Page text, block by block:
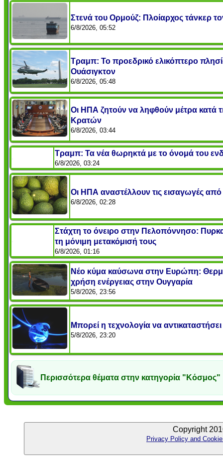
Στενά του Ορμούζ: Πλοίαρχος τάνκερ
6/8/2026, 05:52
Τραμπ: Το προεδρικό ελικόπτερο
Ουάσιγκτον
6/8/2026, 05:48
Οι ΗΠΑ ζητούν να ληφθούν μέτρα κατά
Κρατών
6/8/2026, 03:44
Τραμπ: Τα νέα θωρηκτά με το όνομά του
6/8/2026, 03:24
Οι ΗΠΑ αναστέλλουν τις εισαγωγές
6/8/2026, 02:28
Στάχτη το όνειρο στην Πελοπόννησο:
τη μόνιμη μετακόμισή τους
6/8/2026, 01:16
Νέο κύμα καύσωνα στην Ευρώπη:
χρήση ενέργειας στην Ουγγαρία
5/8/2026, 23:56
Μπορεί η τεχνολογία να
5/8/2026, 23:20
Περισσότερα θέματα στην κατηγορία "Κόσμος"
Copyright
Privacy Policy and